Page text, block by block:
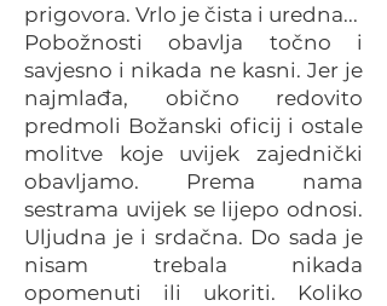
prigovora. Vrlo je čista i uredna...
Pobožnosti obavlja točno i
savjesno i nikada ne kasni. Jer je
najmlađa, obično redovito
predmoli Božanski oficij i ostale
molitve koje uvijek zajednički
obavljamo. Prema nama
sestrama uvijek se lijepo odnosi.
Uljudna je i srdačna. Do sada je
nisam trebala nikada
opomenuti ili ukoriti. Koliko